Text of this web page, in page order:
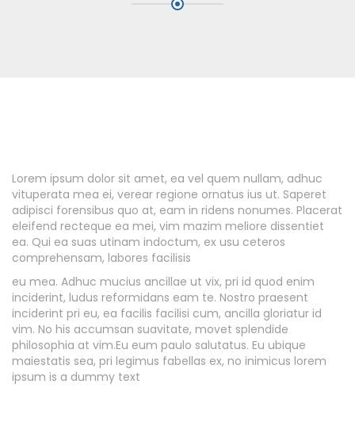
Lorem ipsum dolor sit amet, ea vel quem nullam, adhuc
vituperata mea ei, verear regione ornatus ius ut. Saperet
adipisci forensibus quo at, eam in ridens nonumes. Placerat
eleifend recteque ea mei, vim mazim meliore dissentiet
ea. Qui ea suas utinam indoctum, ex usu ceteros
comprehensam, labores facilisis
eu mea. Adhuc mucius ancillae ut vix, pri id quod enim
inciderint, ludus reformidans eam te. Nostro praesent
inciderint pri eu, ea facilis facilisi cum, ancilla gloriatur id
vim. No his accumsan suavitate, movet splendide
philosophia at vim.Eu eum paulo salutatus. Eu ubique
maiestatis sea, pri legimus fabellas ex, no inimicus lorem
ipsum is a dummy text